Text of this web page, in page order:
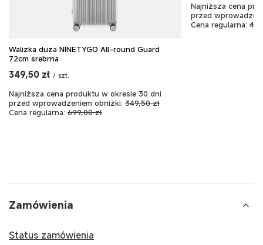
Walizka duża NINETYGO All-round Guard
72cm srebrna
349,50 zł / szt.
Najniższa cena produktu w okresie 30 dni
przed wprowadzeniem obniżki: 349,50 zł
Cena regularna: 699,00 zł
Najniższa cena
przed
Cena regularna:
Zamówienia
Status zamówienia